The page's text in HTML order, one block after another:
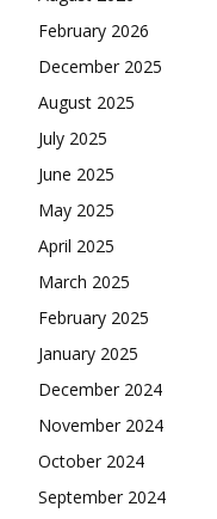
February 2026
December 2025
August 2025
July 2025
June 2025
May 2025
April 2025
March 2025
February 2025
January 2025
December 2024
November 2024
October 2024
September 2024